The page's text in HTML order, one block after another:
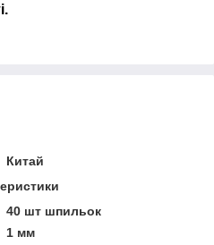
Китай
40 шт шпильок
1 мм